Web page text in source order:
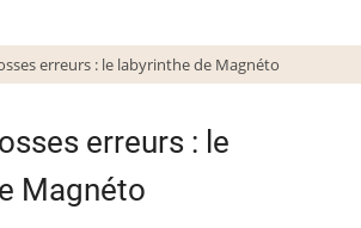
erreurs : le labyrinthe de Magnéto
erreurs : le
Magnéto